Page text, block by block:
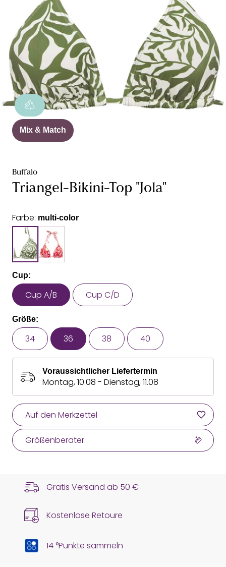
Mix & Match
Buffalo
Triangel-Bikini-Top "Jola"
Farbe: multi-color
Cup:
Cup A/B Cup C/D
Größe:
34 36 38 40
Voraussichtlicher Liefertermin
Montag, 10.08 - Dienstag, 11.08
Auf den Merkzettel
Größenberater
Gratis Versand ab 50 €
Kostenlose Retoure
14 °Punkte sammeln